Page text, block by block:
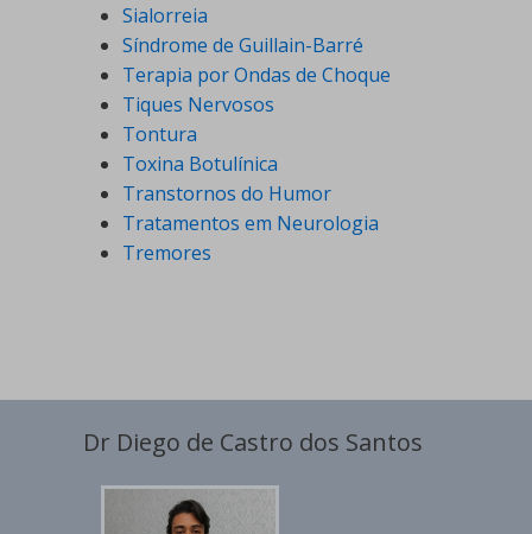
Sialorreia
Síndrome de Guillain-Barré
Terapia por Ondas de Choque
Tiques Nervosos
Tontura
Toxina Botulínica
Transtornos do Humor
Tratamentos em Neurologia
Tremores
Dr Diego de Castro dos Santos